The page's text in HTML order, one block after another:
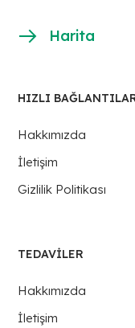
Harita
HIZLI
Hakkımızda
İletişim
Gizlilik Politikası
TEDAVILER
Hakkımızda
İletişim